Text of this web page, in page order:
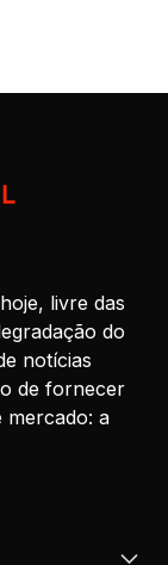
livre das
do
notícias
de fornecer
mercado: a